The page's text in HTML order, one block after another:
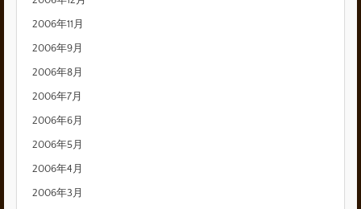
2006年11月
2006年9月
2006年8月
2006年7月
2006年6月
2006年5月
2006年4月
2006年3月